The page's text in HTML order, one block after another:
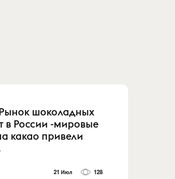
шоколадных
в России -мировые
какао привели
21 Июл 128